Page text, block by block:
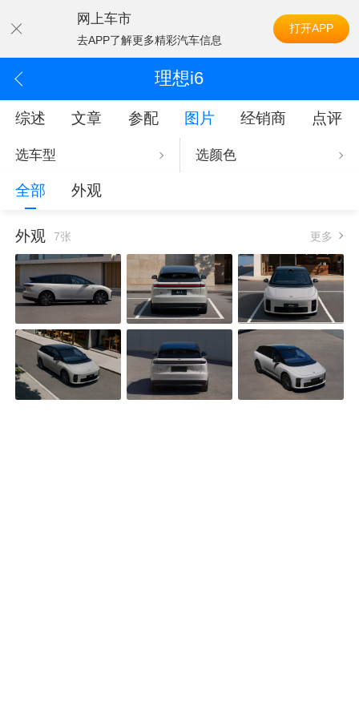
网上车市
去APP了解更多精彩汽车信息
打开APP
理想i6
综述 文章 参配 图片 经销商 点评
选车型 选颜色
全部 外观
外观 7张 更多